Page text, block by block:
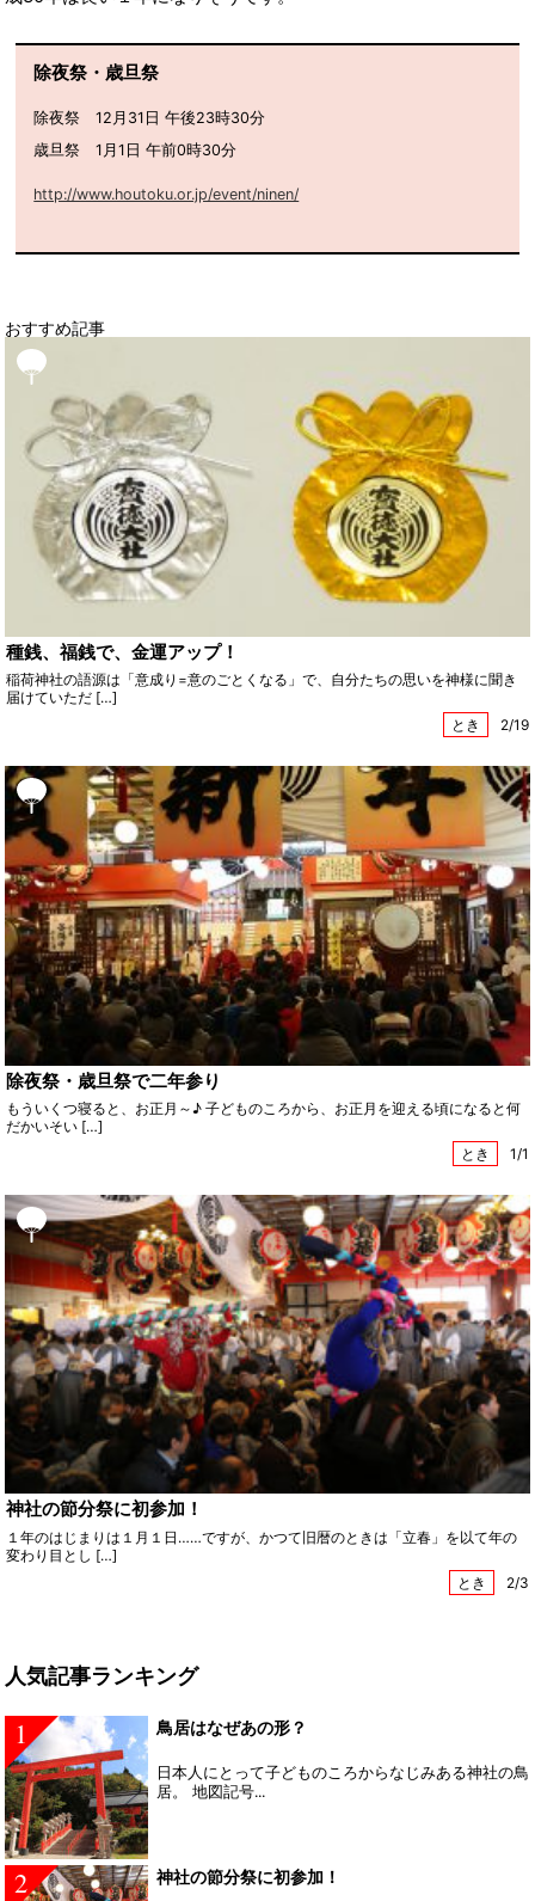
除夜祭・歳旦祭
除夜祭 12月31日 午後23時30分
歳旦祭 1月1日 午前0時30分
http://www.houtoku.or.jp/event/ninen/
おすすめ記事
種銭、福銭で、金運アップ！
稲荷神社の語源は「意成り=意のごとくなる」で、自分たちの思いを神様に聞き
届けていただ […]
とき
2/19
除夜祭・歳旦祭で二年参り
もういくつ寝ると、お正月～♪ 子どものころから、お正月を迎える頃になると何
だかいそい […]
とき
1/1
神社の節分祭に初参加！
１年のはじまりは１月１日……ですが、かつて旧暦のときは「立春」を以て年の
変わり目とし […]
とき
2/3
人気記事ランキング
鳥居はなぜあの形？
1
日本人にとって子どものころからなじみある神社の鳥
居。 地図記号...
神社の節分祭に初参加！
2